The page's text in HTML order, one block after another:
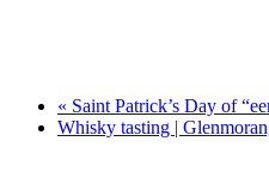
« Saint Patrick’s Day of
Whisky tasting |